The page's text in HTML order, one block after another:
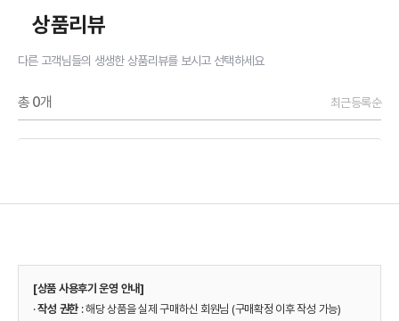
상품리뷰
다른 고객님들의 생생한 상품리뷰를 보시고 선택하세요
총 0개 최근등록순
[상품 사용후기 운영 안내]
·작성 권한 : 해당 상품을 실제 구매하신 회원님 (구매확정 이후 작성 가능)